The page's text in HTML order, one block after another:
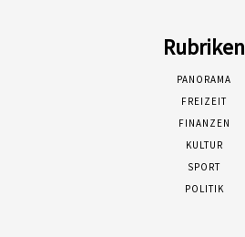
Rubriken
PANORAMA
FREIZEIT
FINANZEN
KULTUR
SPORT
POLITIK